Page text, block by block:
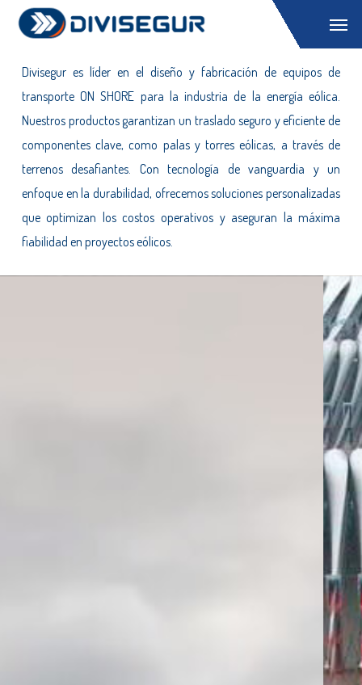
Menu
Eólica ON SHORE
Divisegur es líder en el diseño y fabricación de equipos de
transporte ON SHORE para la industria de la energía eólica.
Nuestros productos garantizan un traslado seguro y eficiente de
componentes clave, como palas y torres eólicas, a través de
terrenos desafiantes. Con tecnología de vanguardia y un
enfoque en la durabilidad, ofrecemos soluciones personalizadas
que optimizan los costos operativos y aseguran la máxima
fiabilidad en proyectos eólicos.